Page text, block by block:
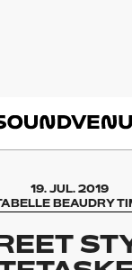
19. JUL. 2019
BEAUDRY